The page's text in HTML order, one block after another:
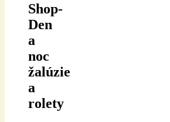
Shop-
Den
a
noc
žalúzie
a
rolety